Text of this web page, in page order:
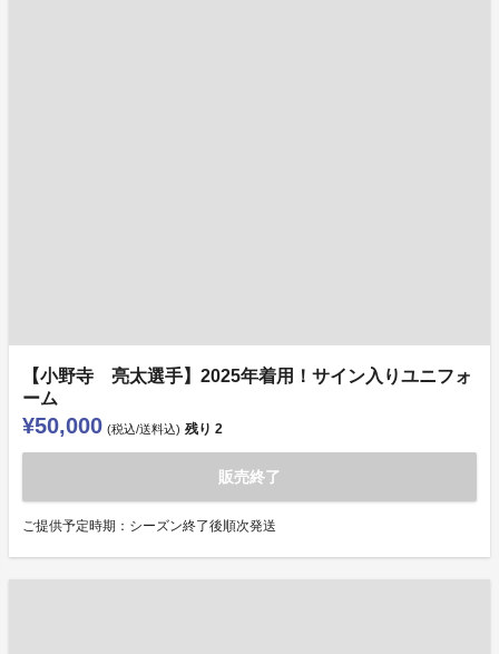
【小野寺 亮太選手】2025年着用！サイン入りユニフォ
ーム
¥50,000 (税込/送料込) 残り 2
販売終了
ご提供予定時期：シーズン終了後順次発送